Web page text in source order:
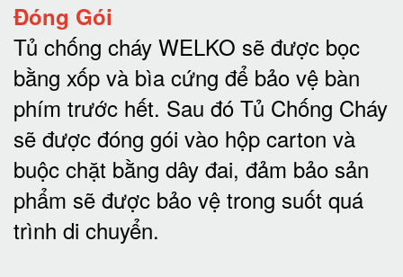
Đóng Gói
Tủ chống cháy WELKO sẽ được bọc
bằng xốp và bìa cứng để bảo vệ bàn
phím trước hết. Sau đó Tủ Chống Cháy
sẽ được đóng gói vào hộp carton và
buộc chặt bằng dây đai, đảm bảo sản
phẩm sẽ được bảo vệ trong suốt quá
trình di chuyển.